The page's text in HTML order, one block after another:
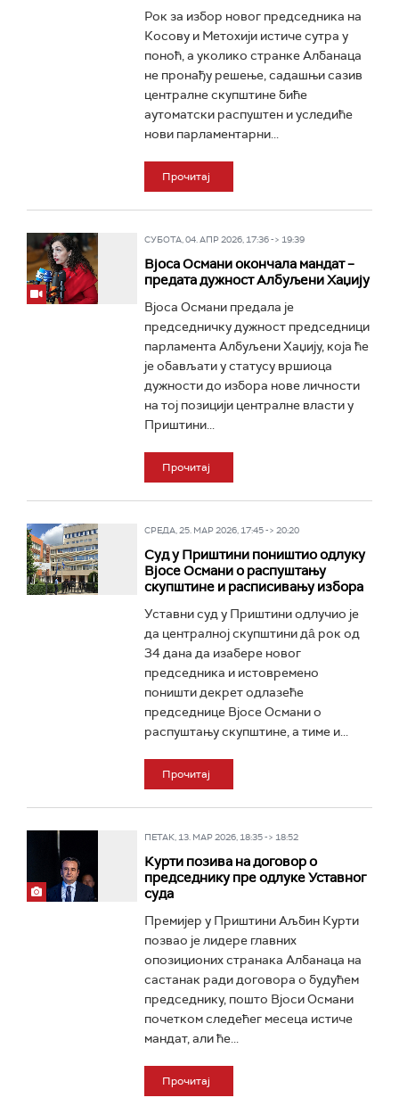
Рок за избор новог председника на
Косову и Метохији истиче сутра у
поноћ, а уколико странке Албанаца
не пронађу решење, садашњи сазив
централне скупштине биће
аутоматски распуштен и уследиће
нови парламентарни...
Прочитај
СУБОТА, 04. АПР 2026, 17:36 -> 19:39
Вјоса Османи окончала мандат –
предата дужност Албуљени Хаџију
Вјоса Османи предала је
председничку дужност председници
парламента Албуљени Хаџију, која ће
је обављати у статусу вршиоца
дужности до избора нове личности
на тој позицији централне власти у
Приштини...
Прочитај
СРЕДА, 25. МАР 2026, 17:45 -> 20:20
Суд у Приштини поништио одлуку
Вјосе Османи о распуштању
скупштине и расписивању избора
Уставни суд у Приштини одлучио је
да централној скупштини дâ рок од
34 дана да изабере новог
председника и истовремено
поништи декрет одлазеће
председнице Вјосе Османи о
распуштању скупштине, а тиме и...
Прочитај
ПЕТАК, 13. МАР 2026, 18:35 -> 18:52
Курти позива на договор о
председнику пре одлуке Уставног
суда
Премијер у Приштини Аљбин Курти
позвао је лидере главних
опозиционих странака Албанаца на
састанак ради договора о будућем
председнику, пошто Вјоси Османи
почетком следећег месеца истиче
мандат, али ће...
Прочитај